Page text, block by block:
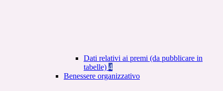
Dati relativi ai premi (da pubblicare in
tabelle) 4
Benessere organizzativo